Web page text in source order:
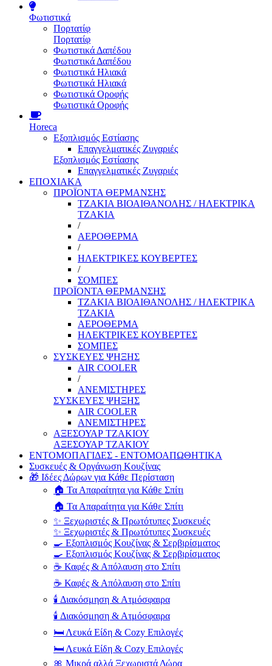
Φωτιστικά
Πορτατίφ
Πορτατίφ
Φωτιστικά Δαπέδου
Φωτιστικά Δαπέδου
Φωτιστικά Ηλιακά
Φωτιστικά Ηλιακά
Φωτιστικά Οροφής
Φωτιστικά Οροφής
Horeca
Εξοπλισμός Εστίασης
Επαγγελματικές Ζυγαριές
Εξοπλισμός Εστίασης
Επαγγελματικές Ζυγαριές
ΕΠΟΧΙΑΚΑ
ΠΡΟΪΟΝΤΑ ΘΕΡΜΑΝΣΗΣ
ΤΖΑΚΙΑ ΒΙΟΑΙΘΑΝΟΛΗΣ / ΗΛΕΚΤΡΙΚΑ
ΤΖΑΚΙΑ
/
ΑΕΡΟΘΕΡΜΑ
/
ΗΛΕΚΤΡΙΚΕΣ ΚΟΥΒΕΡΤΕΣ
/
ΣΟΜΠΕΣ
ΠΡΟΪΟΝΤΑ ΘΕΡΜΑΝΣΗΣ
ΤΖΑΚΙΑ ΒΙΟΑΙΘΑΝΟΛΗΣ / ΗΛΕΚΤΡΙΚΑ
ΤΖΑΚΙΑ
ΑΕΡΟΘΕΡΜΑ
ΗΛΕΚΤΡΙΚΕΣ ΚΟΥΒΕΡΤΕΣ
ΣΟΜΠΕΣ
ΣΥΣΚΕΥΕΣ ΨΗΞΗΣ
AIR COOLER
/
ΑΝΕΜΙΣΤΗΡΕΣ
ΣΥΣΚΕΥΕΣ ΨΗΞΗΣ
AIR COOLER
ΑΝΕΜΙΣΤΗΡΕΣ
ΑΞΕΣΟΥΑΡ ΤΖΑΚΙΟΥ
ΑΞΕΣΟΥΑΡ ΤΖΑΚΙΟΥ
ΕΝΤΟΜΟΠΑΓΙΔΕΣ - ΕΝΤΟΜΟΑΠΩΘΗΤΙΚΑ
Συσκευές & Οργάνωση Κουζίνας
🎁 Ιδέες Δώρων για Κάθε Περίσταση
🏠 Τα Απαραίτητα για Κάθε Σπίτι
🏠 Τα Απαραίτητα για Κάθε Σπίτι
✨ Ξεχωριστές & Πρωτότυπες Συσκευές
✨ Ξεχωριστές & Πρωτότυπες Συσκευές
🍳 Εξοπλισμός Κουζίνας & Σερβιρίσματος
🍳 Εξοπλισμός Κουζίνας & Σερβιρίσματος
☕ Καφές & Απόλαυση στο Σπίτι
☕ Καφές & Απόλαυση στο Σπίτι
🕯️ Διακόσμηση & Ατμόσφαιρα
🕯️ Διακόσμηση & Ατμόσφαιρα
🛏️ Λευκά Είδη & Cozy Επιλογές
🛏️ Λευκά Είδη & Cozy Επιλογές
🎀 Μικρά αλλά Ξεχωριστά Δώρα